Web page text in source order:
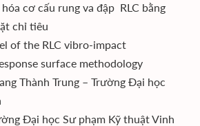
cơ cấu rung va đập RLC bằng
chỉ tiêu
of the RLC vibro-impact
surface methodology
Thành Trung – Trường Đại học
Đại học Sư phạm Kỹ thuật Vinh